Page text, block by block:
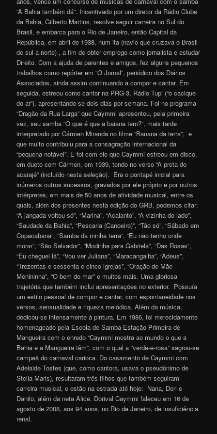
“A Bahia também dá”. Incentivado por um diretor da Rádio Clube
da Bahia, Gilberto Martins, resolve seguir carreira no Sul do
Brasil, e embarca para o Rio de Janeiro, então Capital da
República, em abril de 1938, num ita (navio que cruzava o Brasil
de sul a norte) , a fim de obter emprego como jornalista e estudar
Direito. Com a ajuda de parentes e amigos, fez alguns pequenos
trabalhos como repórter em “O Jornal”, periódico dos Diários
Associados, ainda assim continuando a compor e cantar. Em
seguida, estreou como cantor na PRG-3, Rádio Tupi (“o cacique
do ar”), apresentando-se dois dias por semana. Foi no programa
“Dragão da Rua Larga” que Caymmi apresentou, pela primeira
vez, seu samba “O que é que a baiana tem?”, mais tarde
interpretado por Cármen Miranda no filme “Banana da terra”, e
que muito contribuiu para a consagração internacional da
“pequena notável”. E foi com ele que Caymmi estreou em disco,
em dueto com Cármen, em 1939, tendo no verso “A preta do
acarajé” (incluído nesta seleção). Era o pontapé inicial para
inúmeros outros sucessos, gravados por ele próprio e por outros
intérpretes, em mais de 50 anos de atividade musical, entre os
quais, além dos presentes nesta edição do GRB, podemos citar:
“A jangada voltou só”, “Marina”, “Acalanto”, “A vizinha do lado”,
“Saudade da Bahia”, “Pescaria (Canoeiro)”, “Tão só”, “Sábado em
Copacabana”, “Samba da minha terra”, “Eu não tenho onde
morar”, “São Salvador”, “Modinha para Gabriela”, “Das Rosas”,
“Eu cheguei lá”, “Vou ver Juliana”, “Maracangalha”, “Adeus”,
“Trezentas e sessenta e cinco igrejas”, “Oração de Mãe
Menininha”, “O bem do mar” e muitos mais. Uma gloriosa
trajetória que também inclui apresentações no exterior. Possuía
um estilo pessoal de compor e cantar, com espontaneidade nos
versos, sensualidade e riqueza melódica. Além da música,
dedicou-se intensamente à pintura. Em 1986, foi merecidamente
homenageado pela Escola de Samba Estação Primeira de
Mangueira com o enredo “Caymmi mostra ao mundo o que a
Bahia e a Mangueira têm”, com o qual a “verde-e-rosa” sagrou-se
campeã do carnaval carioca. Do casamento de Caymmi com
Adelaide Tostes (que, como cantora, usava o pseudônimo de
Stella Maris), resultaram três filhos que também seguiram
carreira musical, e estão na estrada até hoje: Nana, Dori e
Danilo, além da neta Alice. Dorival Caymmi faleceu em 16 de
agosto de 2008, aos 94 anos, no Rio de Janeiro, de insuficiência
renal.